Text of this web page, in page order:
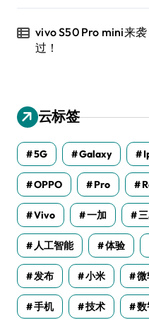
vivo S50 Pro mini来
过！
云标签
5G Galaxy
OPPO Pro
Vivo 一加
人工智能 体验
发布 小米 微
手机 技术 数